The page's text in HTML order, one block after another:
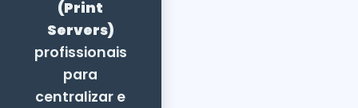
(Print
Servers)
profissionais
para
centralizar e